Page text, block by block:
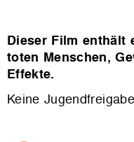
Dieser Film enthält
toten Menschen,
Effekte.
Keine Jugendfreigabe